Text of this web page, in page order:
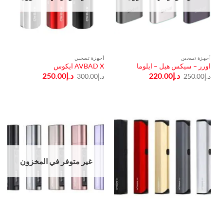
أجهزة تسخين
اورر – سيكس هيل – ايلوما
د.إ250.00 السعر
الأصلي
د.إ220.00السعر
الحالي
أجهزة تسخين
AVBAD X ايكوس
د.إ300.00 السعر
الأصلي
د.إ250.00السعر
الحالي
غير متوفر في المخزون